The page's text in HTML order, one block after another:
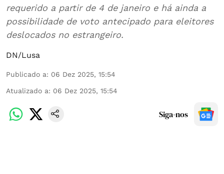
requerido a partir de 4 de janeiro e há ainda a
possibilidade de voto antecipado para eleitores
deslocados no estrangeiro.
DN/Lusa
Publicado a: 06 Dez 2025, 15:54
Atualizado a: 06 Dez 2025, 15:54
Siga-nos